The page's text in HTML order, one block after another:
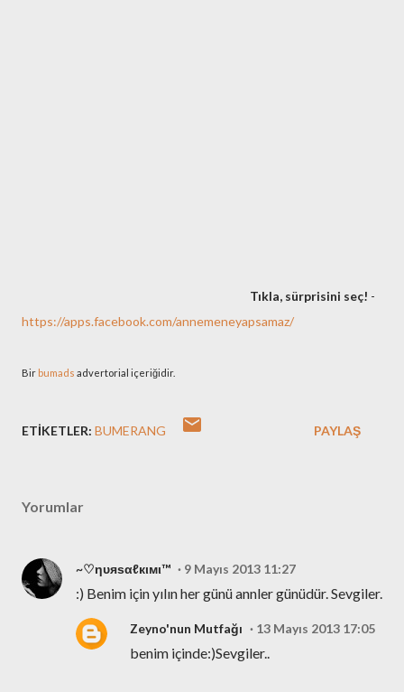
Tıkla, sürprisini seç! -
https://apps.facebook.com/annemeneyapsamaz/
Bir bumads advertorial içeriğidir.
ETIKETLER: BUMERANG PAYLAŞ
Yorumlar
~♡ηυяѕαℓкιмι™ 9 Mayıs 2013 11:27
:) Benim için yılın her günü annler günüdür. Sevgiler.
Zeyno'nun Mutfağı 13 Mayıs 2013 17:05
benim içinde:)Sevgiler..